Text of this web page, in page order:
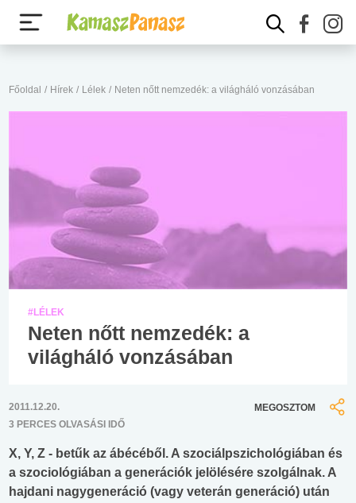
Főoldal / Hírek / Lélek / Neten nőtt nemzedék: a világháló vonzásában
#LÉLEK
Neten nőtt nemzedék: a
világháló vonzásában
2011.12.20.
3 PERCES OLVASÁSI IDŐ
MEGOSZTOM
X, Y, Z - betűk az ábécéből. A szociálpszichológiában és
a szociológiában a generációk jelölésére szolgálnak. A
hajdani nagygeneráció (vagy veterán generáció) után